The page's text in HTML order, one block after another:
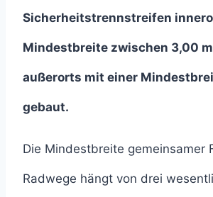
Sicherheitstrennstreifen
Mindestbreite zwischen 3,00
außerorts mit einer
gebaut.
Die Mindestbreite gemeinsamer
Radwege hängt von drei